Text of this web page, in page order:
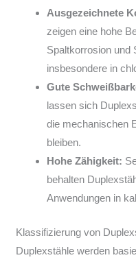
Ausgezeichnete
zeigen eine hohe
Spaltkorrosion und
insbesondere in
Gute
lassen sich
die mechanischen
bleiben.
Hohe Zähigkeit:
behalten
Anwendungen in
Klassifizierung von
Duplexstähle werden